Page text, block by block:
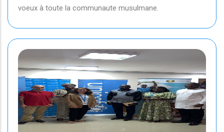
voeux à toute la communaute musulmane.